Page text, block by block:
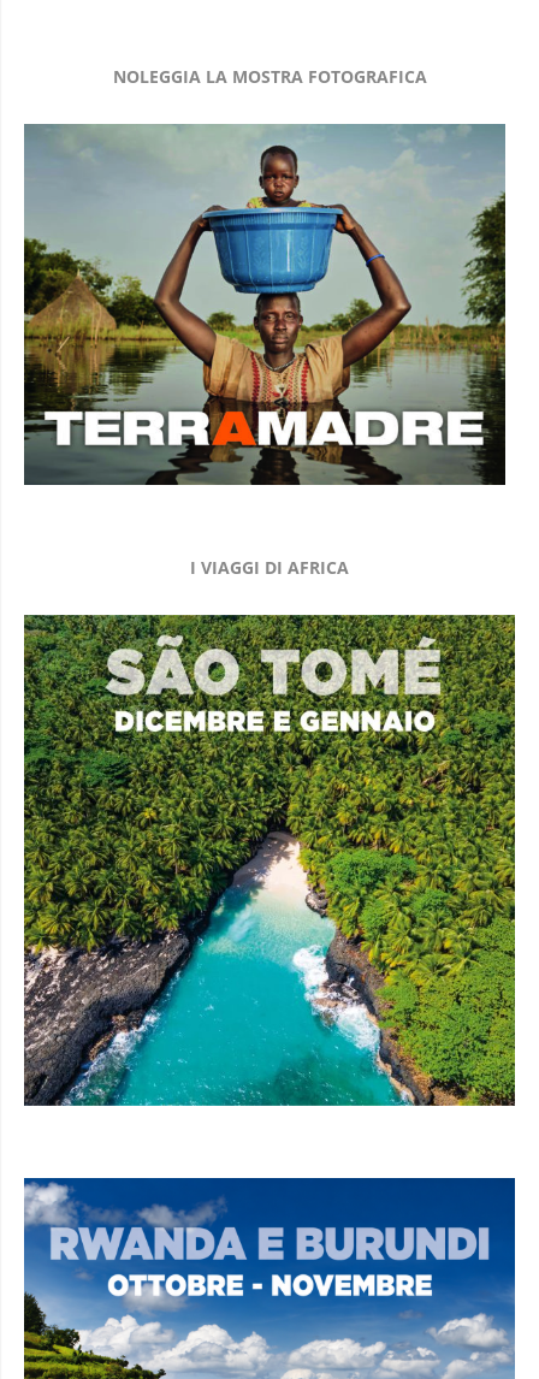
NOLEGGIA LA MOSTRA FOTOGRAFICA
I VIAGGI DI AFRICA